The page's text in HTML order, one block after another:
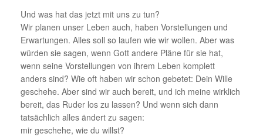
Und was hat das jetzt mit uns zu tun?
Wir planen unser Leben auch, haben Vorstellungen und
Erwartungen. Alles soll so laufen wie wir wollen. Aber was
würden sie sagen, wenn Gott andere Pläne für sie hat,
wenn seine Vorstellungen von ihrem Leben komplett
anders sind? Wie oft haben wir schon gebetet: Dein Wille
geschehe. Aber sind wir auch bereit, und ich meine wirklich
bereit, das Ruder los zu lassen? Und wenn sich dann
tatsächlich alles ändert zu sagen:
mir geschehe, wie du willst?